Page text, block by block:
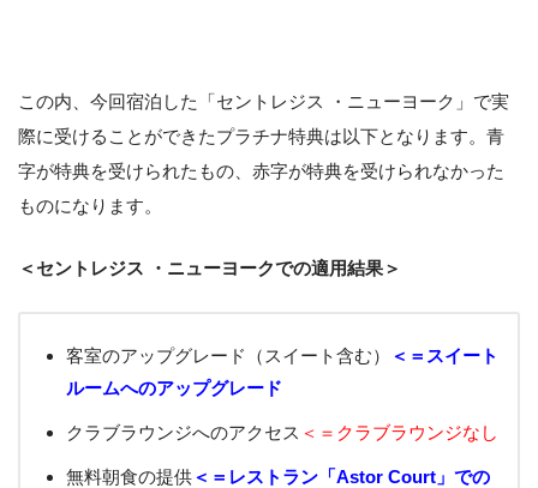
この内、今回宿泊した「セントレジス ・ニューヨーク」で実
際に受けることができたプラチナ特典は以下となります。青
字が特典を受けられたもの、赤字が特典を受けられなかった
ものになります。
＜セントレジス ・ニューヨークでの適用結果＞
客室のアップグレード（スイート含む）
＜＝スイート
ルームへのアップグレード
クラブラウンジへのアクセス ＜＝クラブラウンジなし
無料朝食の提供＜＝レストラン「Astor Court」での